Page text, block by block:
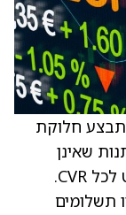
תבצע חלוקת
שאינן
ניתנות להעברה, או CVR, בגובה 12 סנט לכל CVR.
תשלומים